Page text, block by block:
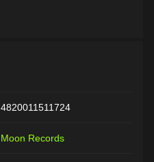
4820011511724
Moon Records